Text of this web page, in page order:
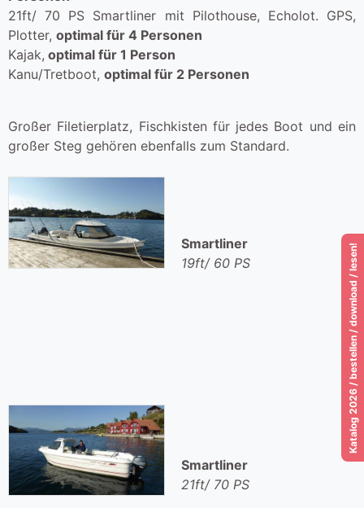
Katalog 2026 / bestellen / download / lesen!
21ft/ 70 PS Smartliner mit Pilothouse, Echolot. GPS,
Plotter, optimal für 4 Personen
Kajak, optimal für 1 Person
Kanu/Tretboot, optimal für 2 Personen
Großer Filetierplatz, Fischkisten für jedes Boot und ein
großer Steg gehören ebenfalls zum Standard.
Smartliner
19ft/ 60 PS
Smartliner
21ft/ 70 PS